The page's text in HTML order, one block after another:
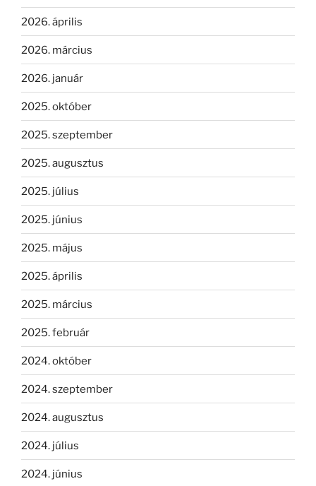
2026. április
2026. március
2026. január
2025. október
2025. szeptember
2025. augusztus
2025. július
2025. június
2025. május
2025. április
2025. március
2025. február
2024. október
2024. szeptember
2024. augusztus
2024. július
2024. június